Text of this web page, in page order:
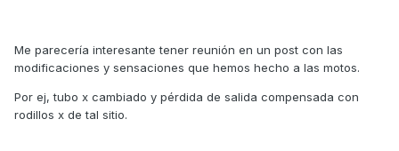
Me parecería interesante tener reunión en un post con las
modificaciones y sensaciones que hemos hecho a las motos.
Por ej, tubo x cambiado y pérdida de salida compensada con
rodillos x de tal sitio.